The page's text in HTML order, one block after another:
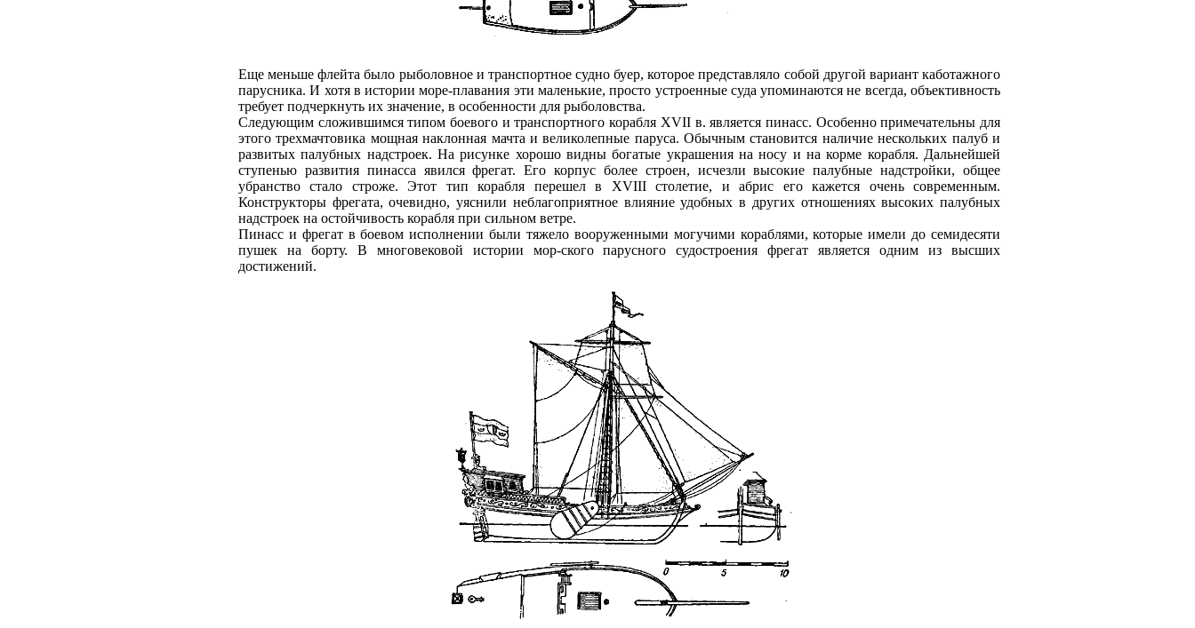
Еще меньше флейта было рыболовное и транспортное судно буер, которое представляло собой другой вариант каботажного
парусника. И хотя в истории море-плавания эти маленькие, просто устроенные суда упоминаются не всегда, объективность
требует подчеркнуть их значение, в особенности для рыболовства.
Следующим сложившимся типом боевого и транспортного корабля XVII в. является пинасс. Особенно примечательны для
этого трехмачтовика мощная наклонная мачта и великолепные паруса. Обычным становится наличие нескольких палуб и
развитых палубных надстроек. На рисунке хорошо видны богатые украшения на носу и на корме корабля. Дальнейшей
ступенью развития пинасса явился фрегат. Его корпус более строен, исчезли высокие палубные надстройки, общее
убранство стало строже. Этот тип корабля перешел в XVIII столетие, и абрис его кажется очень современным.
Конструкторы фрегата, очевидно, уяснили неблагоприятное влияние удобных в других отношениях высоких палубных
надстроек на остойчивость корабля при сильном ветре.
Пинасс и фрегат в боевом исполнении были тяжело вооруженными могучими кораблями, которые имели до семидесяти
пушек на борту. В многовековой истории мор-ского парусного судостроения фрегат является одним из высших
достижений.